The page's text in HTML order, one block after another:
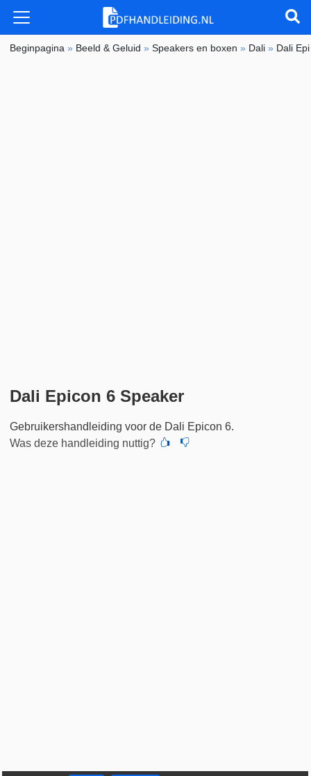
Beginpagina » Beeld & Geluid »Speakers en boxen » Dali » Dali
Dali Epicon 6 Speaker
Gebruikershandleiding voor de Dali Epicon 6.
Was deze handleiding nuttig?